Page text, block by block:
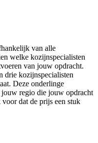
van alle
welke kozijnspecialisten
van jouw opdracht.
drie kozijnspecialisten
Deze onderlinge
regio die jouw opdracht
dat de prijs een stuk